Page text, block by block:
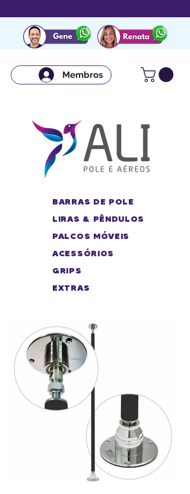
Membros
BARRAS DE POLE
LIRAS & PÊNDULOS
PALCOS MÓVEIS
ACESSÓRIOS
GRIPS
EXTRAS